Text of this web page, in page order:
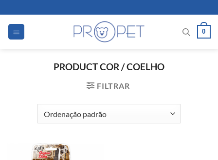
to
content
0
PRODUCT COR/COELHO
FILTRAR